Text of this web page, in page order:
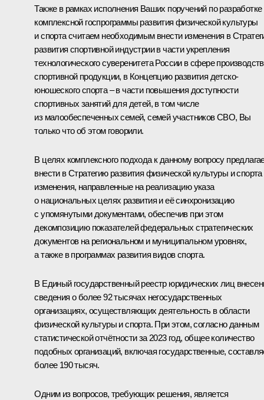
Также в рамках исполнения Ваших поручений по разработке
комплексной госпрограммы развития физической культуры
и спорта считаем необходимым внести изменения в
развития спортивной индустрии в части укрепления
технологического суверенитета России в сфере
спортивной продукции, в Концепцию развития детско-
юношеского спорта – в части повышения доступности
спортивных занятий для детей, в том числе
из малообеспеченных семей, семей участников СВО, Вы
только что об этом говорили.
В целях комплексного подхода к данному вопросу
внести в Стратегию развития физической культуры и спорта
изменения, направленные на реализацию указа
о национальных целях развития и её синхронизацию
с упомянутыми документами, обеспечив при этом
декомпозицию показателей федеральных стратегических
документов на региональном и муниципальном уровнях,
а также в программах развития видов спорта.
В Единый государственный реестр юридических лиц
сведения о более 92 тысячах негосударственных
организациях, осуществляющих деятельность в области
физической культуры и спорта. При этом, согласно данным
статистической отчётности за 2023 год, общее количество
подобных организаций, включая государственные,
более 190 тысяч.
Одним из вопросов, требующих решения, является